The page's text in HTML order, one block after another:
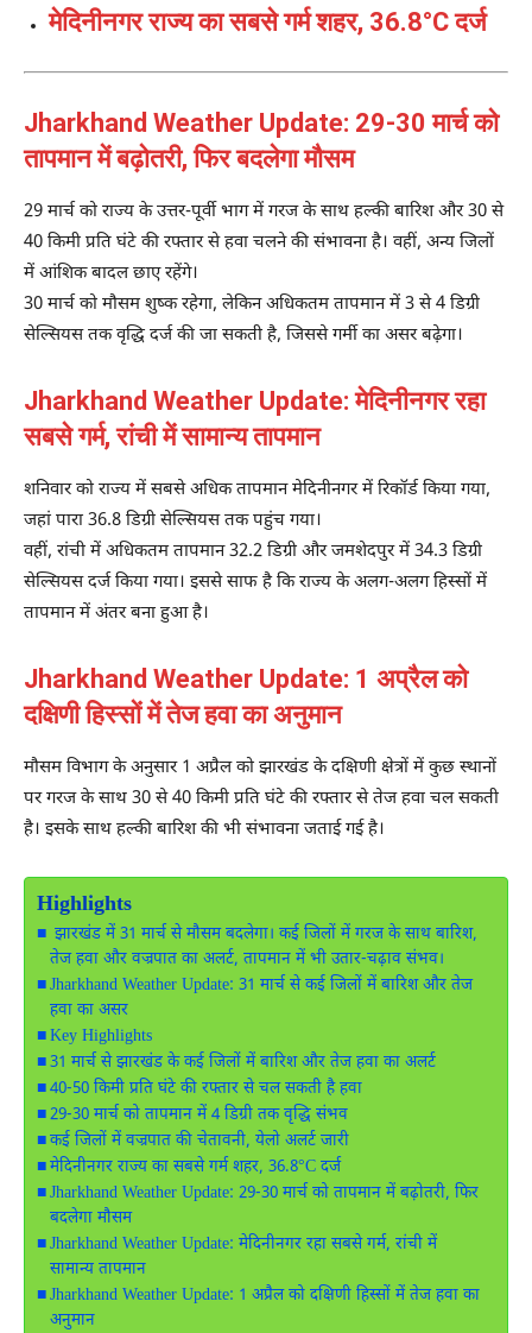
मेदिनीनगर राज्य का सबसे गर्म शहर, 36.8°C दर्ज
Jharkhand Weather Update: 29-30 मार्च को
तापमान में बढ़ोतरी, फिर बदलेगा मौसम
29 मार्च को राज्य के उत्तर-पूर्वी भाग में गरज के साथ हल्की बारिश और 30 से
40 किमी प्रति घंटे की रफ्तार से हवा चलने की संभावना है। वहीं, अन्य जिलों
में आंशिक बादल छाए रहेंगे।
30 मार्च को मौसम शुष्क रहेगा, लेकिन अधिकतम तापमान में 3 से 4 डिग्री
सेल्सियस तक वृद्धि दर्ज की जा सकती है, जिससे गर्मी का असर बढ़ेगा।
Jharkhand Weather Update: मेदिनीनगर रहा
सबसे गर्म, रांची में सामान्य तापमान
शनिवार को राज्य में सबसे अधिक तापमान मेदिनीनगर में रिकॉर्ड किया गया,
जहां पारा 36.8 डिग्री सेल्सियस तक पहुंच गया।
वहीं, रांची में अधिकतम तापमान 32.2 डिग्री और जमशेदपुर में 34.3 डिग्री
सेल्सियस दर्ज किया गया। इससे साफ है कि राज्य के अलग-अलग हिस्सों में
तापमान में अंतर बना हुआ है।
Jharkhand Weather Update: 1 अप्रैल को
दक्षिणी हिस्सों में तेज हवा का अनुमान
मौसम विभाग के अनुसार 1 अप्रैल को झारखंड के दक्षिणी क्षेत्रों में कुछ स्थानों
पर गरज के साथ 30 से 40 किमी प्रति घंटे की रफ्तार से तेज हवा चल सकती
है। इसके साथ हल्की बारिश की भी संभावना जताई गई है।
Highlights
झारखंड में 31 मार्च से मौसम बदलेगा। कई जिलों में गरज के साथ बारिश,
तेज हवा और वज्रपात का अलर्ट, तापमान में भी उतार-चढ़ाव संभव।
Jharkhand Weather Update: 31 मार्च से कई जिलों में बारिश और तेज
हवा का असर
Key Highlights
31 मार्च से झारखंड के कई जिलों में बारिश और तेज हवा का अलर्ट
40-50 किमी प्रति घंटे की रफ्तार से चल सकती है हवा
29-30 मार्च को तापमान में 4 डिग्री तक वृद्धि संभव
कई जिलों में वज्रपात की चेतावनी, येलो अलर्ट जारी
मेदिनीनगर राज्य का सबसे गर्म शहर, 36.8°C दर्ज
Jharkhand Weather Update: 29-30 मार्च को तापमान में बढ़ोतरी, फिर
बदलेगा मौसम
Jharkhand Weather Update: मेदिनीनगर रहा सबसे गर्म, रांची में
सामान्य तापमान
Jharkhand Weather Update: 1 अप्रैल को दक्षिणी हिस्सों में तेज हवा का
अनुमान